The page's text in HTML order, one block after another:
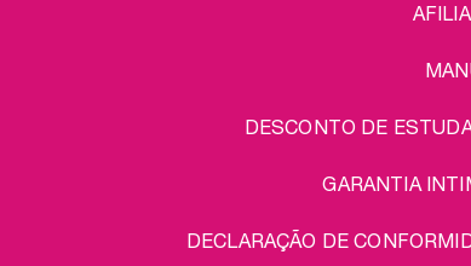
DESCONTO DE
GARANTIA
DECLARAÇÃO DE